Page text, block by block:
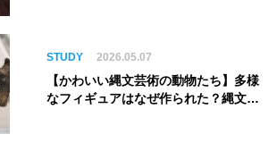
STUDY 2026.05.07
【かわいい縄文芸術の動物たち】多様
なフィギュアはなぜ作られた？縄文人